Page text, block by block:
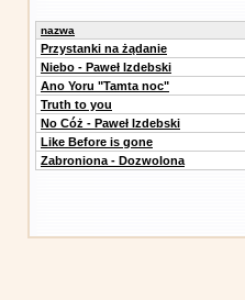
nazwa
Przystanki na żądanie
Niebo - Paweł Izdebski
Ano Yoru "Tamta noc"
Truth to you
No Cóż - Paweł Izdebski
Like Before is gone
Zabroniona - Dozwolona